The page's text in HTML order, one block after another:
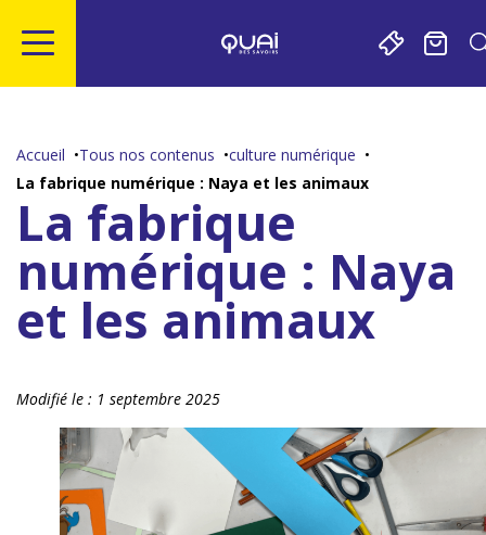
contenu
recherche
Accueil Tous nos contenus
culture numérique
La fabrique numérique : Naya et les animaux
La fabrique
numérique : Naya
et les animaux
Modifié le : 1 septembre 2025